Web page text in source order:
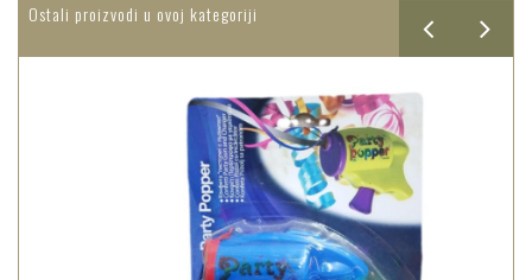
Ostali proizvodi u ovoj kategoriji